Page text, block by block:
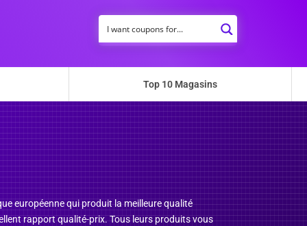
Top 10 Magasins
européenne qui produit la meilleure qualité
rapport qualité-prix. Tous leurs produits vous